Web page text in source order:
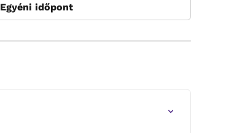
Egyéni időpont